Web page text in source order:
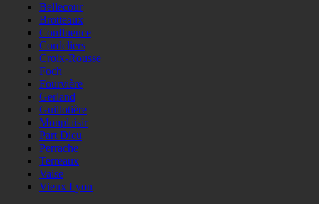
Bellecour
Brotteaux
Confluence
Cordeliers
Croix-Rousse
Foch
Fourvière
Gerland
Guillotière
Monplaisir
Part Dieu
Perrache
Terreaux
Vaise
Vieux Lyon